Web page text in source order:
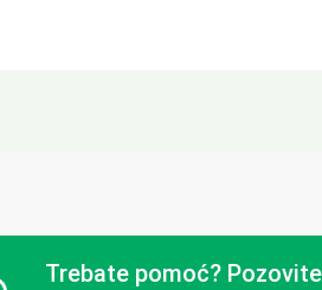
Trebate pomoć?Pozovite